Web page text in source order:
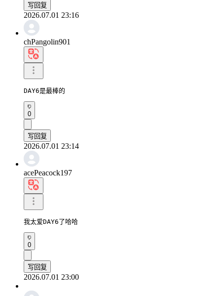
写回复
2026.07.01 23:16
chPangolin901
DAY6是最棒的
0
写回复
2026.07.01 23:14
acePeacock197
我太爱DAY6了哈哈
0
写回复
2026.07.01 23:00